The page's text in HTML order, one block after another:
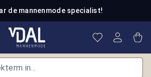
de mannenmode specialist!
Je hebt 0